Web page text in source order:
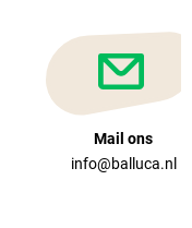
Mail ons
info@balluca.nl